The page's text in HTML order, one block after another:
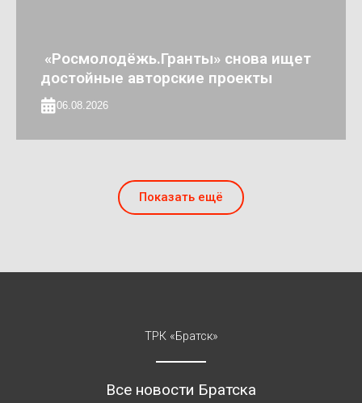
«Росмолодёжь.Гранты» снова ищет
достойные авторские проекты
06.08.2026
Показать ещё
ТРК «Братск»
Все новости Братска